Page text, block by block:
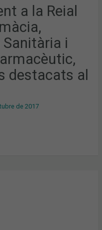
a la Reial
Sanitària i
destacats al
de 2017